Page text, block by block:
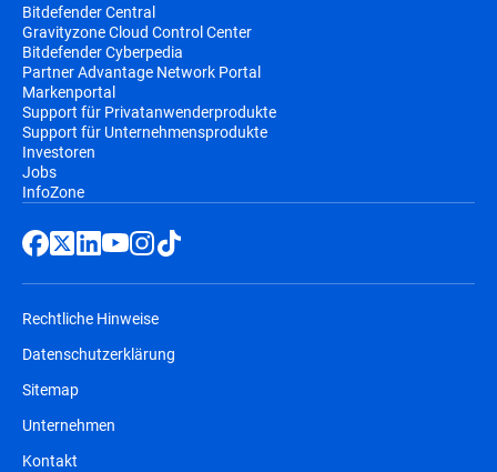
Bitdefender Central
Gravityzone Cloud Control Center
Bitdefender Cyberpedia
Partner Advantage Network Portal
Markenportal
Support für Privatanwenderprodukte
Support für Unternehmensprodukte
Investoren
Jobs
InfoZone
Rechtliche Hinweise
Datenschutzerklärung
Sitemap
Unternehmen
Kontakt